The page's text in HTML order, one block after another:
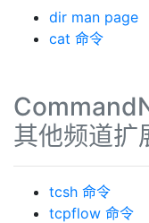
dir man page
cat 命令
其他频道扩
tcsh 命令
tcpflow 命令